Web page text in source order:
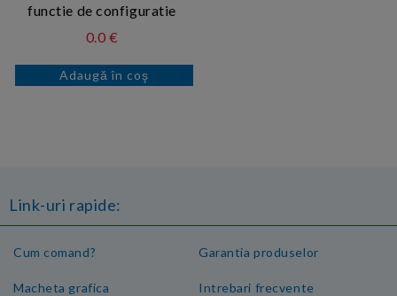
functie de configuratie
0.0 €
Link-uri rapide:
Cum comand?
Macheta grafica
Garantia produselor
Intrebari frecvente